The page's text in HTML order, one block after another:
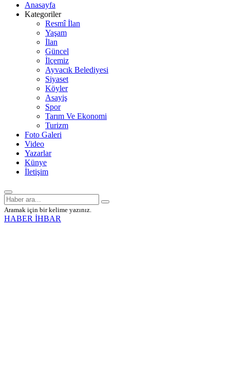
Anasayfa
Kategoriler
Resmî İlan
Yaşam
İlan
Güncel
İlçemiz
Ayvacık Belediyesi
Siyaset
Köyler
Asayiş
Spor
Tarım Ve Ekonomi
Turizm
Foto Galeri
Video
Yazarlar
Künye
İletişim
Aramak için bir kelime yazınız.
HABER İHBAR